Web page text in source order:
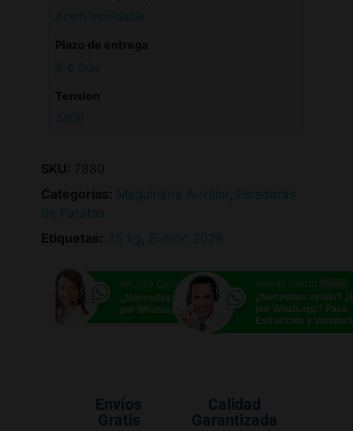
Acero Inoxidable
5-6 Días
380V
SKU: 7880
Categorías: Maquinaria Auxiliar , Peladoras
de Patatas
Etiquetas: 35 kg , Eutrón 2026
Mª José Gavira Online
¿Necesitas ayuda? ¿Hablamos
por Whatsapp?
¿Necesitas ayuda?
por Whatsapp? Para
Extracción y
Envíos
Gratis
Calidad
Garantizada